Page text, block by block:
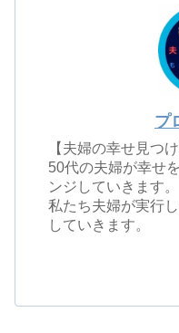
プ
【夫婦の幸せ見つけ
50代の夫婦が幸せ
ンジしていきます。
私たち夫婦が実行
していきます。